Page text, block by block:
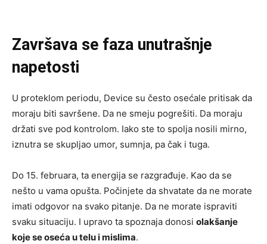
Završava se faza unutrašnje
napetosti
U proteklom periodu, Device su često osećale pritisak da
moraju biti savršene. Da ne smeju pogrešiti. Da moraju
držati sve pod kontrolom. Iako ste to spolja nosili mirno,
iznutra se skupljao umor, sumnja, pa čak i tuga.
Do 15. februara, ta energija se razgrađuje. Kao da se
nešto u vama opušta. Počinjete da shvatate da ne morate
imati odgovor na svako pitanje. Da ne morate ispraviti
svaku situaciju. I upravo ta spoznaja donosi olakšanje
koje se oseća u telu i mislima.